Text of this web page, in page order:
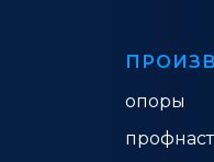
опоры